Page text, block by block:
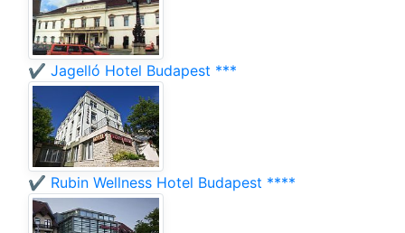
✔️ Jagelló Hotel Budapest ***
✔️ Rubin Wellness Hotel Budapest ****